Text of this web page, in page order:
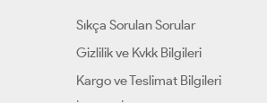
Sıkça Sorulan Sorular
Gizlilik ve Kvkk Bilgileri
Kargo ve Teslimat Bilgileri